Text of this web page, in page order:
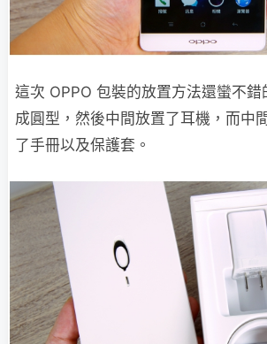
這次 OPPO 包裝的放置方法還蠻不錯
成圓型，然後中間放置了耳機，而中
了手冊以及保護套。